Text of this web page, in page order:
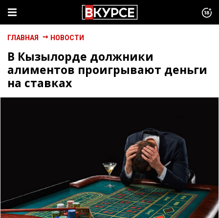
ГЛАВНАЯ НОВОСТИ
В Кызылорде должники
алиментов проигрывают деньги
на ставках